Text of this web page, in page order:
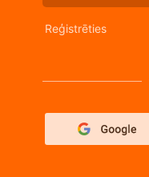
Reģistrēties